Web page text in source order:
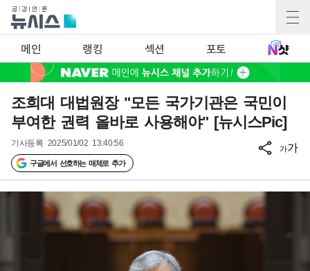
메인 랭킹 섹션 포토
조희대 대법원장 "모든 국가기관은 국민이
부여한 권력 올바로 사용해야" [뉴시스Pic]
기사등록 2025/01/02 13:40:56
구글에서 선호하는 매체로 추가
가가